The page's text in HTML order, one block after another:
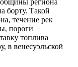
борту. Такой
течение рек
пороги
топлива
в венесуэльской